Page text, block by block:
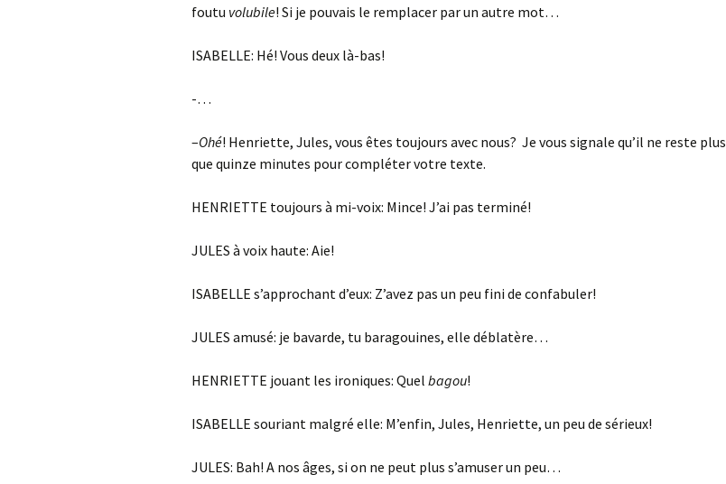
foutu volubile! Si je pouvais le remplacer par un autre mot…
ISABELLE: Hé! Vous deux là-bas!
-…
–Ohé! Henriette, Jules, vous êtes toujours avec nous? Je vous signale qu’il ne reste plus
que quinze minutes pour compléter votre texte.
HENRIETTE toujours à mi-voix: Mince! J’ai pas terminé!
JULES à voix haute: Aie!
ISABELLE s’approchant d’eux: Z’avez pas un peu fini de confabuler!
JULES amusé: je bavarde, tu baragouines, elle déblatère…
HENRIETTE jouant les ironiques: Quel bagou!
ISABELLE souriant malgré elle: M’enfin, Jules, Henriette, un peu de sérieux!
JULES: Bah! A nos âges, si on ne peut plus s’amuser un peu…